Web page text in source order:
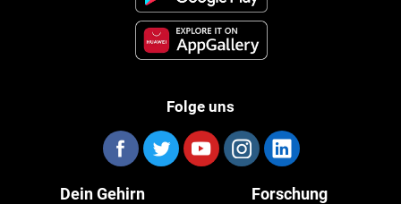
Folge uns
Dein Gehirn Forschung